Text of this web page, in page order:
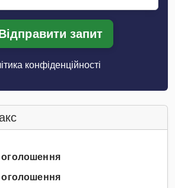
запит
конфіденційності
оголошення
оголошення